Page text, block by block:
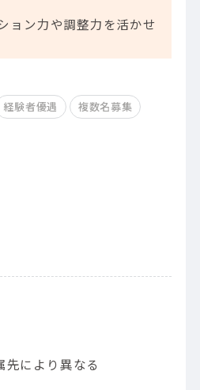
ョン力や調整力を活かせ
経験者優遇
複数名募集
先により異なる